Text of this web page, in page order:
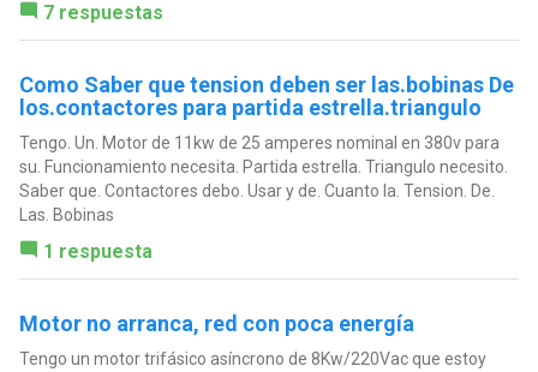
7 respuestas
Como Saber que tension deben ser las.bobinas De
los.contactores para partida estrella.triangulo
Tengo. Un. Motor de 11kw de 25 amperes nominal en 380v para
su. Funcionamiento necesita. Partida estrella. Triangulo necesito.
Saber que. Contactores debo. Usar y de. Cuanto la. Tension. De.
Las. Bobinas
1 respuesta
Motor no arranca, red con poca energía
Tengo un motor trifásico asíncrono de 8Kw/220Vac que estoy